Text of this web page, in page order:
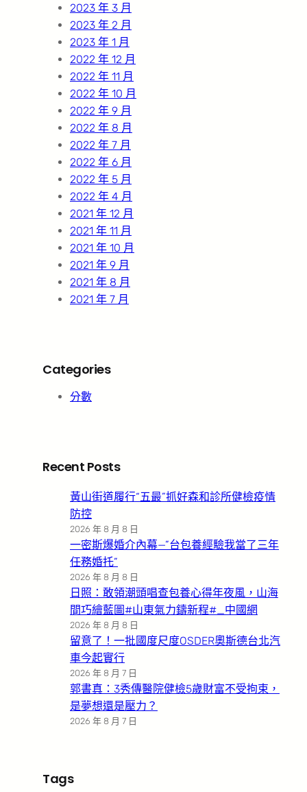
2023 年 3 月
2023 年 2 月
2023 年 1 月
2022 年 12 月
2022 年 11 月
2022 年 10 月
2022 年 9 月
2022 年 8 月
2022 年 7 月
2022 年 6 月
2022 年 5 月
2022 年 4 月
2021 年 12 月
2021 年 11 月
2021 年 10 月
2021 年 9 月
2021 年 8 月
2021 年 7 月
Categories
分數
Recent Posts
黃山街道履行“五最”抓好森和診所健檢疫情
防控
2026 年 8 月 8 日
一密斯爆婚介內幕—”台包養經驗我當了三年
任務婚托”
2026 年 8 月 8 日
日照：敢領潮頭唱查包養心得年夜風，山海
間巧繪藍圖#山東氣力鑄新程#_中國網
2026 年 8 月 8 日
留意了！一批國度尺度OSDER奧斯德台北汽
車今起實行
2026 年 8 月 7 日
郭書真：3秀傳醫院健檢5歲財富不受拘束，
是夢想還是壓力？
2026 年 8 月 7 日
Tags